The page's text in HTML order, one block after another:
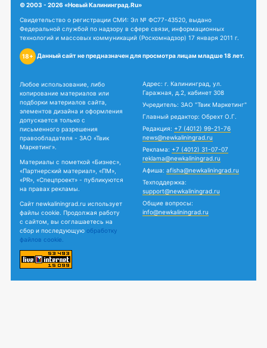
© 2003 - 2026 «Новый Калининград.Ru»
Свидетельство о регистрации СМИ: Эл № ФС77-43520, выдано
Федеральной службой по надзору в сфере связи, информационных
технологий и массовых коммуникаций (Роскомнадзор) 17 января 2011 г.
18+ Данный сайт не предназначен для просмотра лицам младше 18 лет.
Любое использование, либо
копирование материалов или
подборки материалов сайта,
элементов дизайна и оформления
допускается только с
письменного разрешения
правообладателя - ЗАО «Твик
Маркетинг».
Материалы с пометкой «Бизнес»,
«Партнерский материал», «ПМ»,
«PR», «Спецпроект» - публикуются
на правах рекламы.
Сайт newkaliningrad.ru использует
файлы cookie. Продолжая работу
с сайтом, вы соглашаетесь на
сбор и последующую обработку
файлов cookie.
Адрес: г. Калининград, ул.
Гаражная, д.2, кабинет 308
Учредитель: ЗАО "Твик Маркетинг"
Главный редактор: Обрехт О.Г.
Редакция: +7 (4012) 99-21-76
news@newkaliningrad.ru
Реклама: +7 (4012) 31-07-07
reklama@newkaliningrad.ru
Афиша: afisha@newkaliningrad.ru
Техподдержка:
support@newkaliningrad.ru
Общие вопросы:
info@newkaliningrad.ru